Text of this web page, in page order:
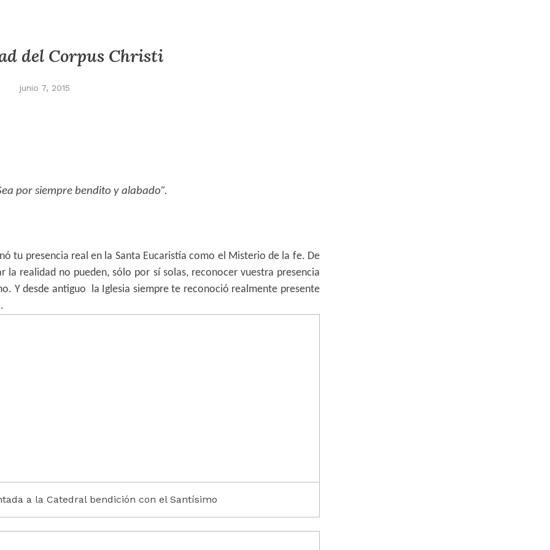
del Corpus Christi
junio 7, 2015
por siempre bendito y alabado”.
tu presencia real en la Santa Eucaristía como el Misterio de la fe. De
la realidad no pueden, sólo por sí solas, reconocer vuestra presencia
Y desde antiguo
la Iglesia siempre te reconoció realmente presente
a la Catedral bendición con el Santísimo